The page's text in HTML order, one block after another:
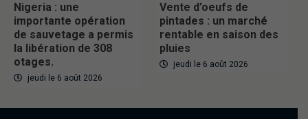
Nigeria : une
importante opération
de sauvetage a permis
la libération de 308
otages.
jeudi le 6 août 2026
Vente d’oeufs de
pintades : un marché
rentable en saison des
pluies
jeudi le 6 août 2026